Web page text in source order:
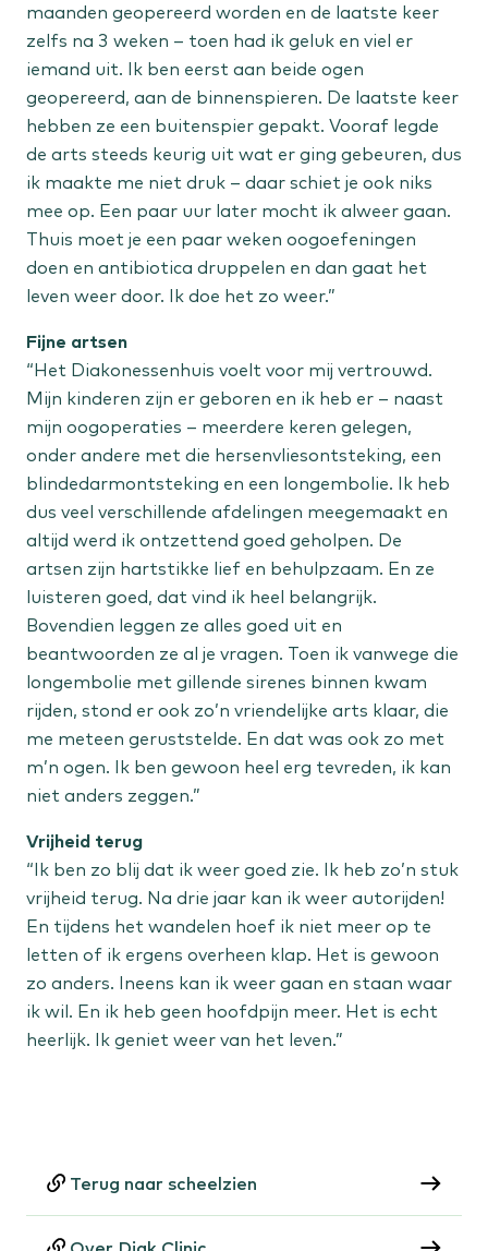
Flaporen
Liesbreuk
Scheelzien
Expertisecentra
Liesbreuk
Niersteen
maanden geopereerd worden en de laatste keer
zelfs na 3 weken – toen had ik geluk en viel er
iemand uit. Ik ben eerst aan beide ogen
geopereerd, aan de binnenspieren. De laatste keer
hebben ze een buitenspier gepakt. Vooraf legde
de arts steeds keurig uit wat er ging gebeuren, dus
ik maakte me niet druk – daar schiet je ook niks
mee op. Een paar uur later mocht ik alweer gaan.
Thuis moet je een paar weken oogoefeningen
doen en antibiotica druppelen en dan gaat het
leven weer door. Ik doe het zo weer.”
Fijne artsen
“Het Diakonessenhuis voelt voor mij vertrouwd.
Mijn kinderen zijn er geboren en ik heb er – naast
mijn oogoperaties – meerdere keren gelegen,
onder andere met die hersenvliesontsteking, een
blindedarmontsteking en een longembolie. Ik heb
dus veel verschillende afdelingen meegemaakt en
altijd werd ik ontzettend goed geholpen. De
artsen zijn hartstikke lief en behulpzaam. En ze
luisteren goed, dat vind ik heel belangrijk.
Bovendien leggen ze alles goed uit en
beantwoorden ze al je vragen. Toen ik vanwege die
longembolie met gillende sirenes binnen kwam
rijden, stond er ook zo’n vriendelijke arts klaar, die
me meteen geruststelde. En dat was ook zo met
m’n ogen. Ik ben gewoon heel erg tevreden, ik kan
niet anders zeggen.”
Vrijheid terug
“Ik ben zo blij dat ik weer goed zie. Ik heb zo’n stuk
vrijheid terug. Na drie jaar kan ik weer autorijden!
En tijdens het wandelen hoef ik niet meer op te
letten of ik ergens overheen klap. Het is gewoon
zo anders. Ineens kan ik weer gaan en staan waar
ik wil. En ik heb geen hoofdpijn meer. Het is echt
heerlijk. Ik geniet weer van het leven.”
Terug naar scheelzien